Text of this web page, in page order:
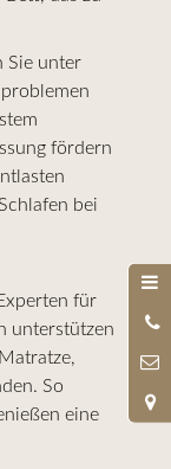
Sie unter
fördern
bei
für
unterstützen
So
eine